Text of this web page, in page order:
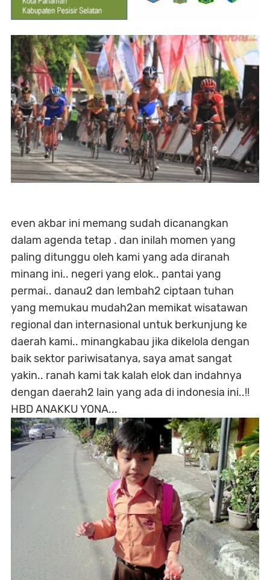
even akbar ini memang sudah dicanangkan
dalam agenda tetap . dan inilah momen yang
paling ditunggu oleh kami yang ada diranah
minang ini.. negeri yang elok.. pantai yang
permai.. danau2 dan lembah2 ciptaan tuhan
yang memukau mudah2an memikat wisatawan
regional dan internasional untuk berkunjung ke
daerah kami.. minangkabau jika dikelola dengan
baik sektor pariwisatanya, saya amat sangat
yakin.. ranah kami tak kalah elok dan indahnya
dengan daerah2 lain yang ada di indonesia ini..!!
HBD ANAKKU YONA...